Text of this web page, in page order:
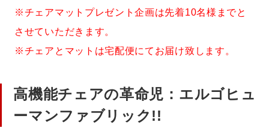
※チェアマットプレゼント企画は先着10名様までと
させていただきます。
※チェアとマットは宅配便にてお届け致します。
高機能チェアの革命児：エルゴヒュ
ーマンファブリック!!